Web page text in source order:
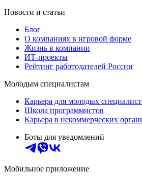
Новости и статьи
Блог
О компаниях в игровой форме
Жизнь в компании
ИТ-проекты
Рейтинг работодателей России
Молодым специалистам
Карьера для молодых
Школа программистов
Карьера в некоммерческих
Боты для уведомлений
Мобильное приложение